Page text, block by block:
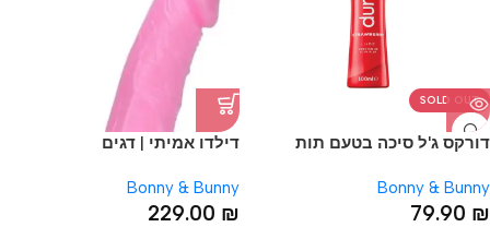
SOLD OUT
דורקס ג'ל סיכה בטעם תות
Bonny & Bunny
79.90 ₪
דילדו אמיתי | דגים
Bonny & Bunny
229.00 ₪